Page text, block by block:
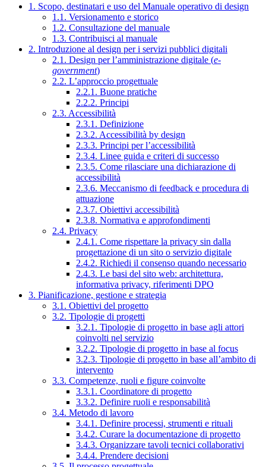
1. Scopo, destinatari e uso del Manuale operativo di design
1.1. Versionamento e storico
1.2. Consultazione del manuale
1.3. Contribuisci al manuale
2. Introduzione al design per i servizi pubblici digitali
2.1. Design per l’amministrazione digitale (e-
government)
2.2. L’approccio progettuale
2.2.1. Buone pratiche
2.2.2. Principi
2.3. Accessibilità
2.3.1. Definizione
2.3.2. Accessibilità by design
2.3.3. Principi per l’accessibilità
2.3.4. Linee guida e criteri di successo
2.3.5. Come rilasciare una dichiarazione di
accessibilità
2.3.6. Meccanismo di feedback e procedura di
attuazione
2.3.7. Obiettivi accessibilità
2.3.8. Normativa e approfondimenti
2.4. Privacy
2.4.1. Come rispettare la privacy sin dalla
progettazione di un sito o servizio digitale
2.4.2. Richiedi il consenso quando necessario
2.4.3. Le basi del sito web: architettura,
informativa privacy, riferimenti DPO
3. Pianificazione, gestione e strategia
3.1. Obiettivi del progetto
3.2. Tipologie di progetti
3.2.1. Tipologie di progetto in base agli attori
coinvolti nel servizio
3.2.2. Tipologie di progetto in base al focus
3.2.3. Tipologie di progetto in base all’ambito di
intervento
3.3. Competenze, ruoli e figure coinvolte
3.3.1. Coordinatore di progetto
3.3.2. Definire ruoli e responsabilità
3.4. Metodo di lavoro
3.4.1. Definire processi, strumenti e rituali
3.4.2. Curare la documentazione di progetto
3.4.3. Organizzare tavoli tecnici collaborativi
3.4.4. Prendere decisioni